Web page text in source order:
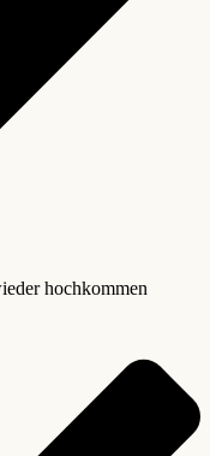
hochkommen